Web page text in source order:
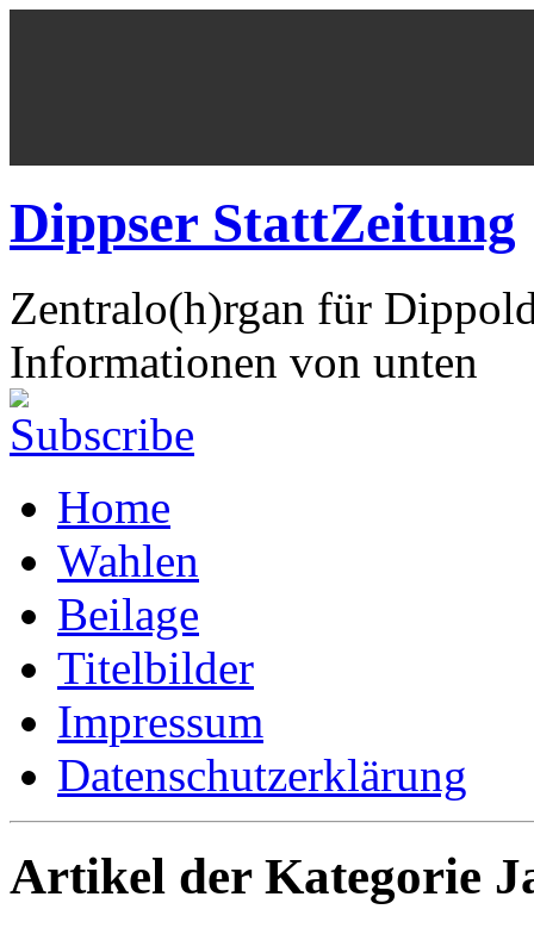
Dippser StattZeitung
Zentralo(h)rgan für
Informationen von unten
Home
Wahlen
Beilage
Titelbilder
Impressum
Datenschutzerklärung
Artikel der Kategorie